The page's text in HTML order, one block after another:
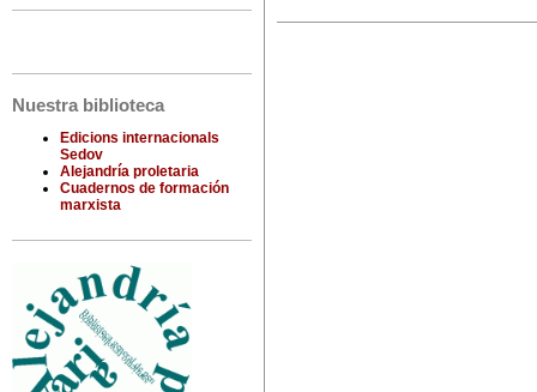
Nuestra biblioteca
Edicions internacionals
Sedov
Alejandría proletaria
Cuadernos de formación
marxista